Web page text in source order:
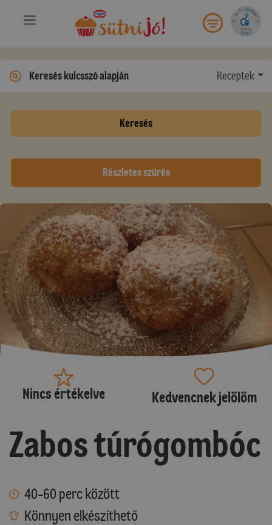
Receptek
Keresés
Részletes szűrés
Nincs értékelve Kedvencnek jelölöm
Zabos túrógombóc
40-60 perc között
Könnyen elkészíthető